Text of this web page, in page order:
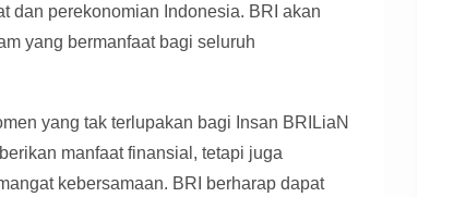
dan perekonomian Indonesia. BRI akan
yang bermanfaat bagi seluruh
yang tak terlupakan bagi Insan BRILiaN
manfaat finansial, tetapi juga
kebersamaan. BRI berharap dapat